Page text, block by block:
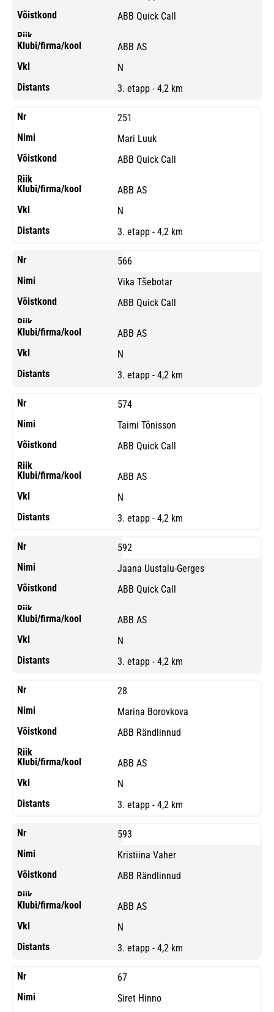
ABB Quick Call
ABB AS
N
3. etapp - 4,2 km
251
Mari Luuk
ABB Quick Call
ABB AS
N
3. etapp - 4,2 km
566
Vika Tšebotar
ABB Quick Call
ABB AS
N
3. etapp - 4,2 km
574
Taimi Tõnisson
ABB Quick Call
ABB AS
N
3. etapp - 4,2 km
592
Jaana Uustalu-Gerges
ABB Quick Call
ABB AS
N
3. etapp - 4,2 km
28
Marina Borovkova
ABB Rändlinnud
ABB AS
N
3. etapp - 4,2 km
593
Kristiina Vaher
ABB Rändlinnud
ABB AS
N
3. etapp - 4,2 km
67
Siret Hinno